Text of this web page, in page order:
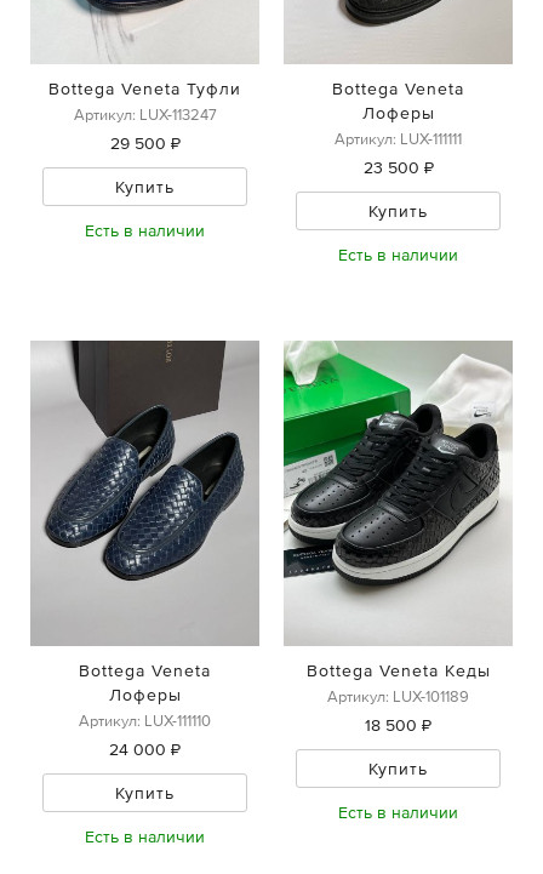
Bottega Veneta Туфли
Артикул: LUX-113247
29 500 ₽
Купить
Есть в наличии
Bottega Veneta
Лоферы
Артикул: LUX-111111
23 500 ₽
Купить
Есть в наличии
Bottega Veneta
Лоферы
Артикул: LUX-111110
24 000 ₽
Купить
Есть в наличии
Bottega Veneta Кеды
Артикул: LUX-101189
18 500 ₽
Купить
Есть в наличии